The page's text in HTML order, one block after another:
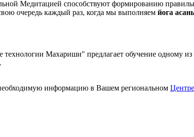
Медитацией способствуют формированию
очередь каждый раз, когда мы выполняем йога
Махариши" предлагает обучение одному из
информацию в Вашем региональном